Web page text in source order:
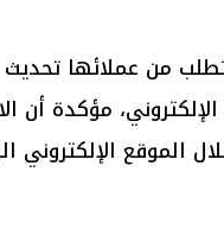
من عملائها
مؤكدة أن
الموقع الإلكتروني